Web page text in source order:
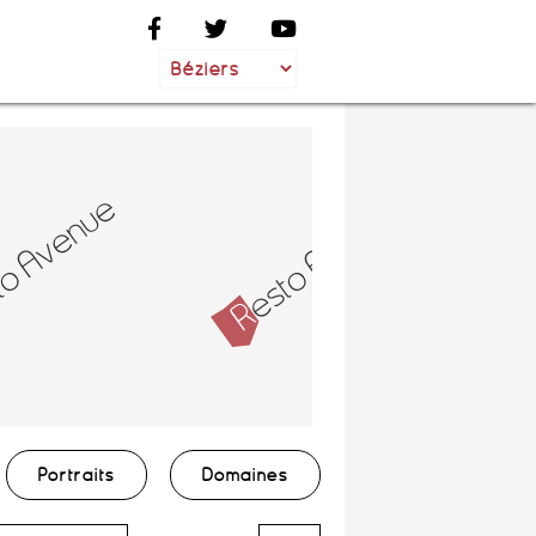
Portraits Domaines